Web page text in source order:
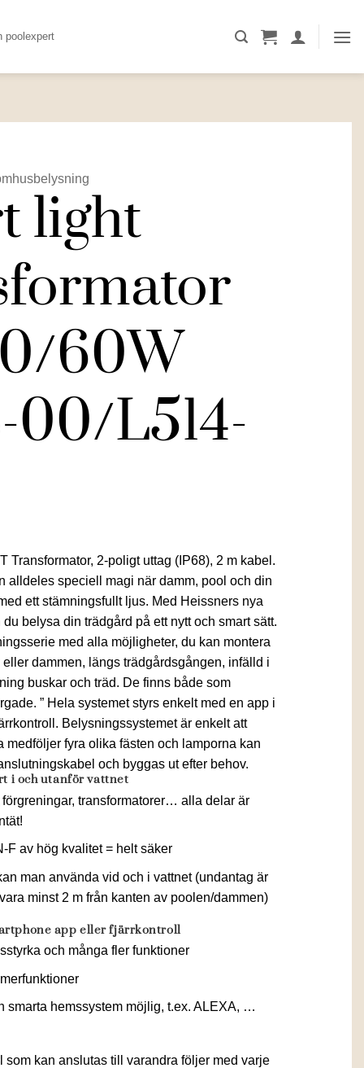
poolexpert
light
60W
00/L514-
Transformator, 2-poligt uttag (IP68), 2 m kabel.
alldeles speciell magi när damm, pool och din
ett stämningsfullt ljus. Med Heissners nya
belysa din trädgård på ett nytt och smart sätt.
med alla möjligheter, du kan montera
dammen, längs trädgårdsgången, infälld i
buskar och träd. De finns både som
” Hela systemet styrs enkelt med en app i
Belysningssystemet är enkelt att
medföljer fyra olika fästen och lamporna kan
och byggas ut efter behov.
i och utanför vattnet
förgreningar, transformatorer… alla delar är
F av hög kvalitet = helt säker
man använda vid och i vattnet (undantag är
minst 2 m från kanten av poolen/dammen)
app eller fjärrkontroll
och många fler funktioner
smarta hemssystem möjlig, t.ex. ALEXA, …
som kan anslutas till varandra följer med varje